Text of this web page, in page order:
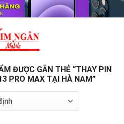
ĐƯỢC GẮN THẺ “THAY PIN
PRO MAX TẠI HÀ NAM”